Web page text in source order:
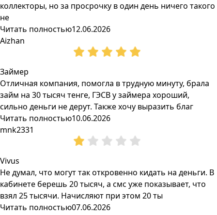
коллекторы, но за просрочку в один день ничего такого
не
Читать полностью12.06.2026
Aizhan
Займер
Отличная компания, помогла в трудную минуту, брала
займ на 30 тысяч тенге, ГЭСВ у займера хороший,
сильно деньги не дерут. Также хочу выразить благ
Читать полностью10.06.2026
mnk2331
Vivus
Не думал, что могут так откровенно кидать на деньги. В
кабинете берешь 20 тысяч, а смс уже показывает, что
взял 25 тысячи. Начисляют при этом 20 ты
Читать полностью07.06.2026